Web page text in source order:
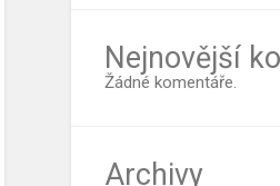
Nejnovější
Žádné komentáře.
Archivy